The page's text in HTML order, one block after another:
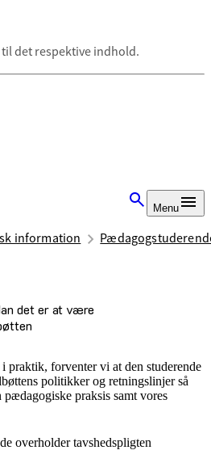
det respektive indhold.
Menu
information
det er at være
praktik, forventer vi at den studerende
politikker og retningslinjer så
praksis samt vores
overholder tavshedspligten